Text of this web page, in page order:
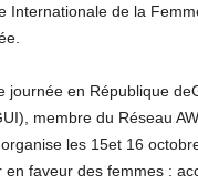
Internationale de la
journée en République de
membre du Réseau
les 15et 16
en faveur des femmes :